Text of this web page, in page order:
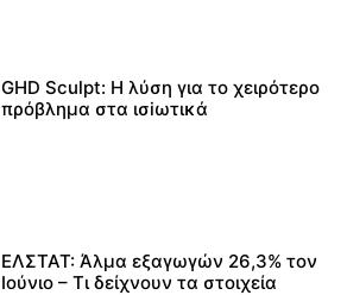
GHD Sculpt: Η λύση για το χειρότερο
πρόβλημα στα ισiωτικά
ΕΛΣΤΑΤ: Άλμα εξαγωγών 26,3% τον
Ιούνιο – Τι δείχνουν τα στοιχεία